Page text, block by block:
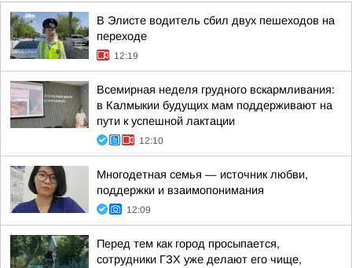
В Элисте водитель сбил двух пешеходов на
переходе
12:19
Всемирная неделя грудного вскармливания:
в Калмыкии будущих мам поддерживают на
пути к успешной лактации
12:10
Многодетная семья — источник любви,
поддержки и взаимопонимания
12:09
Перед тем как город просыпается,
сотрудники ГЗХ уже делают его чище,